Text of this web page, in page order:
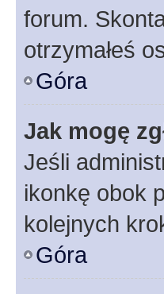
forum.
otrzymałeś
Góra
Jak mogę
Jeśli
ikonkę obok
kolejnych
Góra